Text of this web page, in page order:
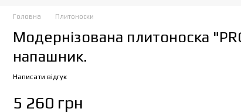
Головна Плитоноски
Модернізована плитоноска
напашник.
Написати відгук
5 260 грн